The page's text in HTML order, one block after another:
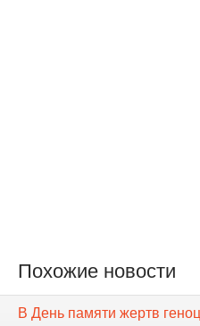
Похожие новости
В День памяти жертв